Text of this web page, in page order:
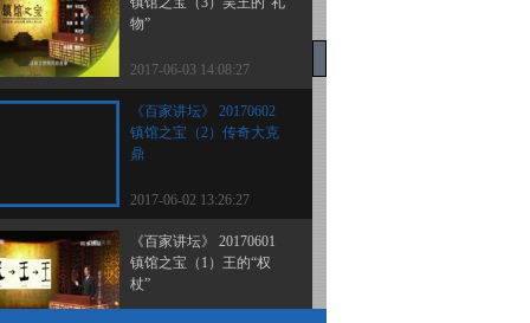
物”
2017-06-03 14:08:27
《百家讲坛》 20170602
镇馆之宝（2）传奇大克
鼎
2017-06-02 13:26:27
《百家讲坛》 20170601
镇馆之宝（1）王的“权
杖”